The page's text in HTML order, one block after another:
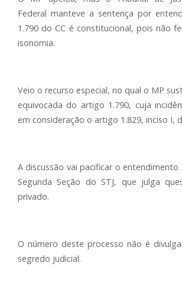
Federal manteve a sentença por
1.790 do CC é constitucional, pois não
isonomia.
Veio o recurso especial, no qual o MP
equivocada do artigo 1.790, cuja
em consideração o artigo 1.829, inciso I,
A discussão vai pacificar o
Segunda Seção do STJ, que julga
privado.
O número deste processo não é
segredo judicial.